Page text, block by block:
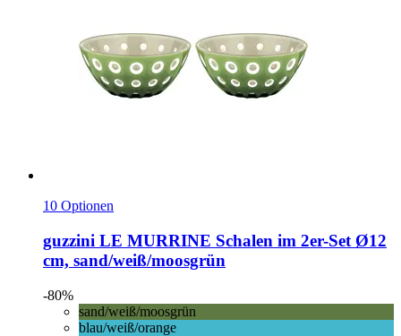
10 Optionen
guzzini LE MURRINE Schalen im 2er-​Set Ø12
cm, sand/weiß/moosgrün
-80%
sand/weiß/moosgrün
blau/weiß/orange